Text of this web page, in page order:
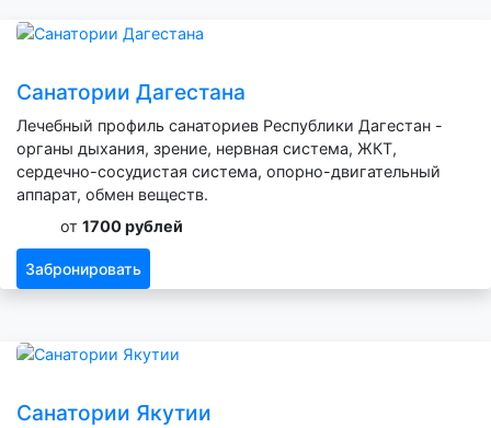
Санатории Дагестана
Лечебный профиль санаториев Республики Дагестан -
органы дыхания, зрение, нервная система, ЖКТ,
сердечно-сосудистая система, опорно-двигательный
аппарат, обмен веществ.
от 1700 рублей
Забронировать
Санатории Якутии